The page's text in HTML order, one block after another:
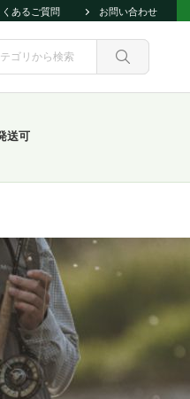
くあるご質問 お問い合わせ
送可